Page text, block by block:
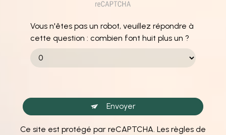
Vous n'êtes pas un robot, veuillez répondre à
cette question : combien font huit plus un ?
Envoyer
Ce site est protégé par reCAPTCHA. Les règles de